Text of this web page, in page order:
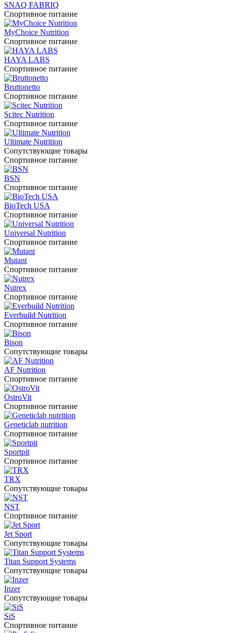
SNAQ FABRIQ
Спортивное питание
MyChoice Nutrition
Спортивное питание
HAYA LABS
Спортивное питание
Bruttonetto
Спортивное питание
Scitec Nutrition
Спортивное питание
Ultimate Nutrition
Сопутствующие товары
Спортивное питание
BSN
Спортивное питание
BioTech USA
Спортивное питание
Universal Nutrition
Спортивное питание
Mutant
Спортивное питание
Nutrex
Спортивное питание
Everbuild Nutrition
Спортивное питание
Bison
Сопутствующие товары
AF Nutrition
Спортивное питание
OstroVit
Спортивное питание
Geneticlab nutrition
Спортивное питание
Sportpit
Спортивное питание
TRX
Сопутствующие товары
NST
Спортивное питание
Jet Sport
Сопутствующие товары
Titan Support Systems
Сопутствующие товары
Inzer
Сопутствующие товары
SiS
Спортивное питание